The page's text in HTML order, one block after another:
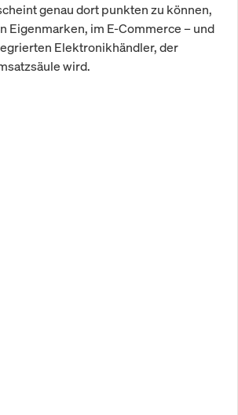
genau dort punkten zu können,
Eigenmarken, im E-Commerce – und
Elektronikhändler, der
wird.